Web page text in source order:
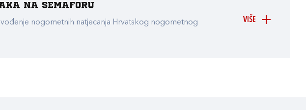
VIŠE
na Semaforu
nogometnih natjecanja Hrvatskog nogometnog